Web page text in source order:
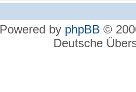
Powered by phpBB ©
Deutsche